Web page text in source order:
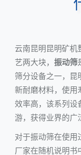
云南昆明 昆明矿机
艺两大块， 振动筛
筛分设备之一，昆
新耐磨材料，使用
效率高，该系列设
游，获得业界的广
对于振动筛在使用
厂家在随机说明书